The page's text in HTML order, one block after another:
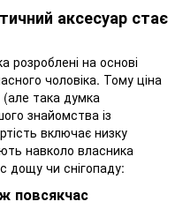
аксесуар стає
розроблені на основі
чоловіка. Тому ціна
(але така думка
знайомства із
включає низку
навколо власника
дощу чи снігопаду:
повсякчас